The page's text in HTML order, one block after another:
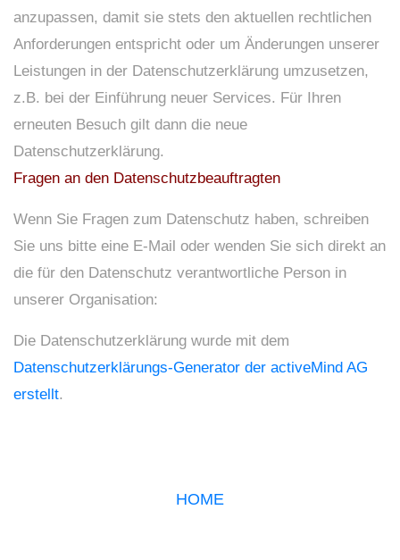
anzupassen, damit sie stets den aktuellen rechtlichen
Anforderungen entspricht oder um Änderungen unserer
Leistungen in der Datenschutzerklärung umzusetzen,
z.B. bei der Einführung neuer Services. Für Ihren
erneuten Besuch gilt dann die neue
Datenschutzerklärung.
Fragen an den Datenschutzbeauftragten
Wenn Sie Fragen zum Datenschutz haben, schreiben
Sie uns bitte eine E-Mail oder wenden Sie sich direkt an
die für den Datenschutz verantwortliche Person in
unserer Organisation:
Die Datenschutzerklärung wurde mit dem
Datenschutzerklärungs-Generator der activeMind AG
erstellt.
HOME